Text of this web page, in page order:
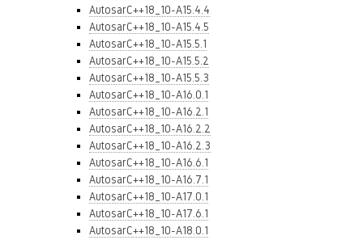
AutosarC++18_10-A15.4.4
AutosarC++18_10-A15.4.5
AutosarC++18_10-A15.5.1
AutosarC++18_10-A15.5.2
AutosarC++18_10-A15.5.3
AutosarC++18_10-A16.0.1
AutosarC++18_10-A16.2.1
AutosarC++18_10-A16.2.2
AutosarC++18_10-A16.2.3
AutosarC++18_10-A16.6.1
AutosarC++18_10-A16.7.1
AutosarC++18_10-A17.0.1
AutosarC++18_10-A17.6.1
AutosarC++18_10-A18.0.1